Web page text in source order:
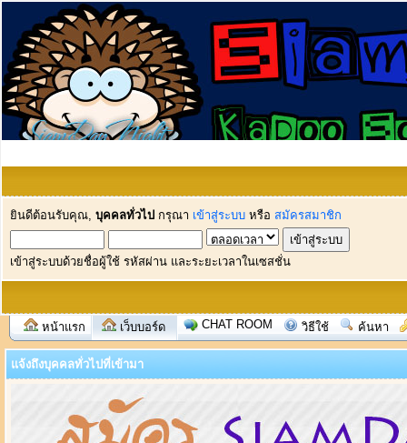
ยินดีต้อนรับคุณ, บุคคลทั่วไป กรุณา เข้าสู่ระบบ หรือ สมัครสมาชิก
เข้าสู่ระบบด้วยชื่อผู้ใช้ รหัสผ่าน และระยะเวลาในเซสชั่น
หน้าแรก เว็บบอร์ด CHAT ROOM วิธีใช้ ค้นหา
แจ้งถึงบุคคลทั่วไปที่เข้ามา